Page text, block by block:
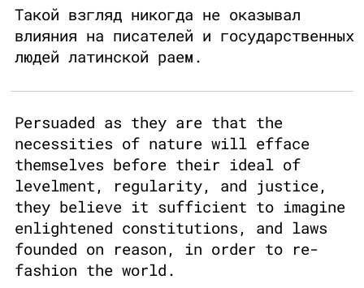
Такой взгляд никогда не оказывал
влияния на писателей и государственных
людей латинской раем.
Persuaded as they are that the
necessities of nature will efface
themselves before their ideal of
levelment, regularity, and justice,
they believe it sufficient to imagine
enlightened constitutions, and laws
founded on reason, in order to re-
fashion the world.